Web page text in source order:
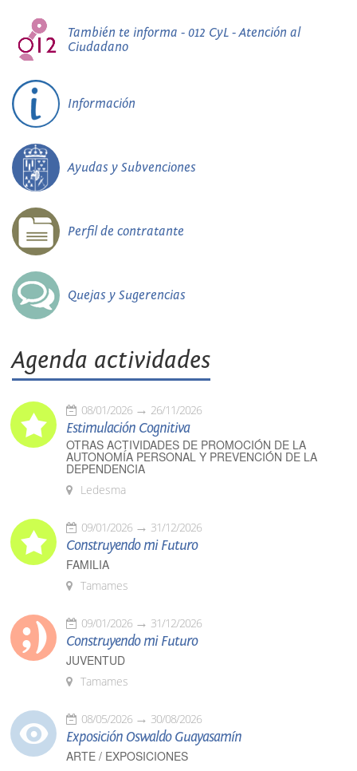
También te informa - 012 CyL - Atención al
Ciudadano
Información
Ayudas y Subvenciones
Perfil de contratante
Quejas y Sugerencias
Agenda actividades
08/01/2026 26/11/2026
Estimulación Cognitiva
OTRAS ACTIVIDADES DE PROMOCIÓN DE LA
AUTONOMÍA PERSONAL Y PREVENCIÓN DE LA
DEPENDENCIA
Ledesma
09/01/2026 31/12/2026
Construyendo mi Futuro
FAMILIA
Tamames
09/01/2026 31/12/2026
Construyendo mi Futuro
JUVENTUD
Tamames
08/05/2026 30/08/2026
Exposición Oswaldo Guayasamín
ARTE / EXPOSICIONES